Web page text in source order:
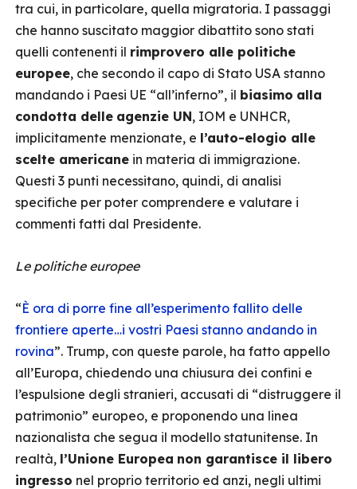
tra cui, in particolare, quella migratoria. I passaggi
che hanno suscitato maggior dibattito sono stati
quelli contenenti il rimprovero alle politiche
europee, che secondo il capo di Stato USA stanno
mandando i Paesi UE “all’inferno”, il biasimo alla
condotta delle agenzie UN, IOM e UNHCR,
implicitamente menzionate, e l’auto-elogio alle
scelte americane in materia di immigrazione.
Questi 3 punti necessitano, quindi, di analisi
specifiche per poter comprendere e valutare i
commenti fatti dal Presidente.
Le politiche europee
“È ora di porre fine all’esperimento fallito delle
frontiere aperte…i vostri Paesi stanno andando in
rovina”. Trump, con queste parole, ha fatto appello
all’Europa, chiedendo una chiusura dei confini e
l’espulsione degli stranieri, accusati di “distruggere il
patrimonio” europeo, e proponendo una linea
nazionalista che segua il modello statunitense. In
realtà, l’Unione Europea non garantisce il libero
ingresso nel proprio territorio ed anzi, negli ultimi